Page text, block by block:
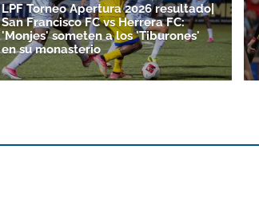
LPF Torneo Apertura 2026 resultado|
San Francisco FC vs Herrera FC:
'Monjes' someten a los 'Tiburones'
en su monasterio